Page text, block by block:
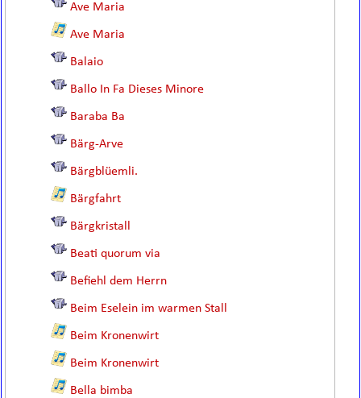
Ave Maria
Ave Maria
Balaio
Ballo In Fa Dieses Minore
Baraba Ba
Bärg-Arve
Bärgblüemli.
Bärgfahrt
Bärgkristall
Beati quorum via
Befiehl dem Herrn
Beim Eselein im warmen Stall
Beim Kronenwirt
Beim Kronenwirt
Bella bimba